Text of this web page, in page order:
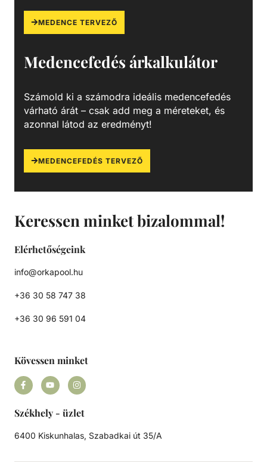
Keressen minket bizalommal!
Elérhetőségeink
info@orkapool.hu
+36 30 58 747 38
+36 30 96 591 04
Kövessen minket
Székhely - üzlet
6400 Kiskunhalas, Szabadkai út 35/A
MEDENCE TERVEZŐ
Medencefedés árkalkulátor
Számold ki a számodra ideális medencefedés
várható árát – csak add meg a méreteket, és
azonnal látod az eredményt!
MEDENCEFEDÉS TERVEZŐ